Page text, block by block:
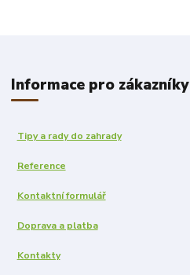
Informace pro zákazníky
Tipy a rady do zahrady
Reference
Kontaktní formulář
Doprava a platba
Kontakty